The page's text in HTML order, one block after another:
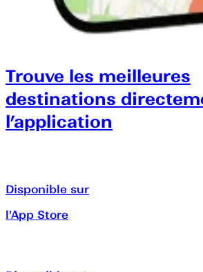
Trouve les meilleures
destinations
l’application
Disponible sur
l'App Store